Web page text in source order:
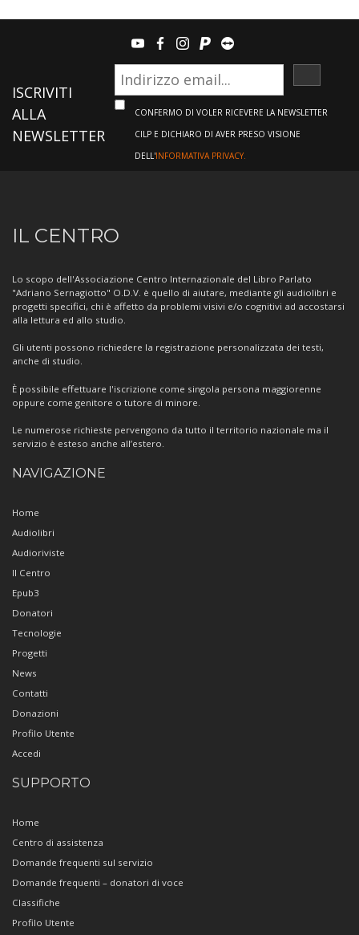
youtubefacebook
instagram
paypalteamviewer
ISCRIVITI
ALLA
NEWSLETTER
CONFERMO DI VOLER RICEVERE LA NEWSLETTER
CILP E DICHIARO DI AVER PRESO VISIONE
DELL'INFORMATIVA PRIVACY.
Informazioni
sul
Centro
IL CENTRO
Lo scopo dell'Associazione Centro Internazionale del Libro Parlato
"Adriano Sernagiotto" O.D.V. è quello di aiutare, mediante gli audiolibri e
progetti specifici, chi è affetto da problemi visivi e/o cognitivi ad accostarsi
alla lettura ed allo studio.
Gli utenti possono richiedere la registrazione personalizzata dei testi,
anche di studio.
È possibile effettuare l'iscrizione come singola persona maggiorenne
oppure come genitore o tutore di minore.
Le numerose richieste pervengono da tutto il territorio nazionale ma il
servizio è esteso anche all’estero.
NAVIGAZIONE
Home
Audiolibri
Audioriviste
Il Centro
Epub3
Donatori
Tecnologie
Progetti
News
Contatti
Donazioni
Profilo Utente
Accedi
SUPPORTO
Home
Centro di assistenza
Domande frequenti sul servizio
Domande frequenti – donatori di voce
Classifiche
Profilo Utente